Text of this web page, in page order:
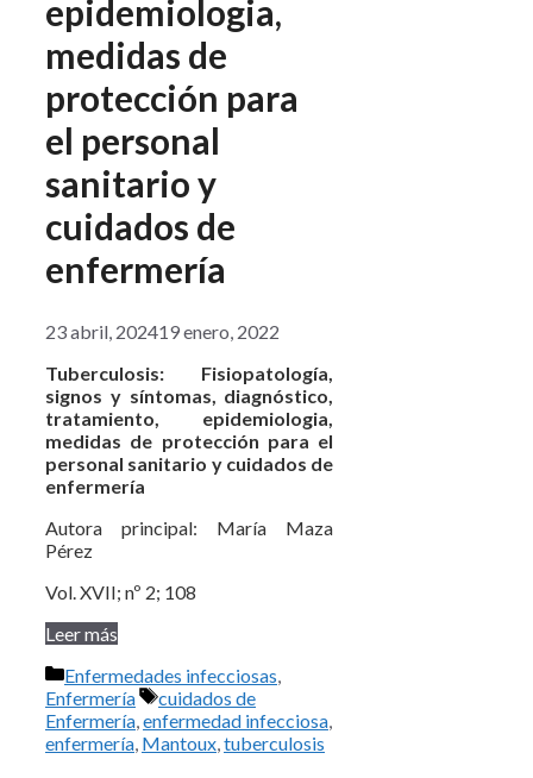
epidemiologia,
medidas de
protección para
el personal
sanitario y
cuidados de
enfermería
23 abril, 202419 enero, 2022
Tuberculosis: Fisiopatología,
signos y síntomas, diagnóstico,
tratamiento, epidemiologia,
medidas de protección para el
personal sanitario y cuidados de
enfermería
Autora principal: María Maza
Pérez
Vol. XVII; nº 2; 108
Leer más
Categorías
Enfermedades infecciosas
Enfermería
Etiquetas
cuidados de
Enfermería enfermedad infecciosa
enfermería Mantoux tuberculosis